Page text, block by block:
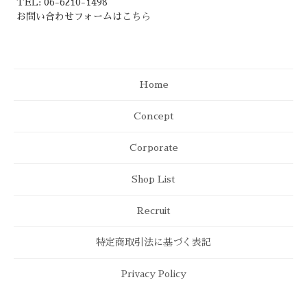
TEL: 06-6210-1498
お問い合わせフォームは こちら
Home
Concept
Corporate
Shop List
Recruit
特定商取引法に基づく表記
Privacy Policy